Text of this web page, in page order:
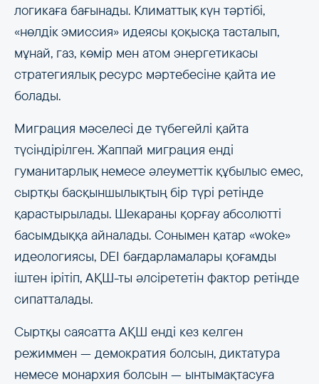
логикаға бағынады. Климаттық күн тәртібі,
«нөлдік эмиссия» идеясы қоқысқа тасталып,
мұнай, газ, көмір мен атом энергетикасы
стратегиялық ресурс мәртебесіне қайта ие
болады.
Миграция мәселесі де түбегейлі қайта
түсіндірілген. Жаппай миграция енді
гуманитарлық немесе әлеуметтік құбылыс емес,
сыртқы басқыншылықтың бір түрі ретінде
қарастырылады. Шекараны қорғау абсолютті
басымдыққа айналады. Сонымен қатар «woke»
идеологиясы, DEI бағдарламалары қоғамды
іштен ірітіп, АҚШ-ты әлсірететін фактор ретінде
сипатталады.
Сыртқы саясатта АҚШ енді кез келген
режиммен — демократия болсын, диктатура
немесе монархия болсын — ынтымақтасуға